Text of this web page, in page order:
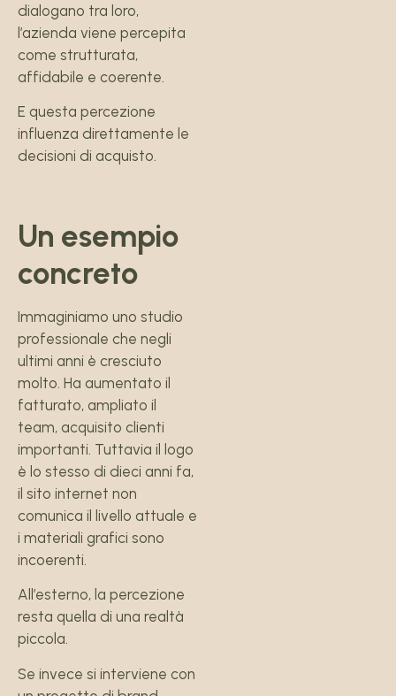
dialogano tra loro,
l’azienda viene percepita
come strutturata,
affidabile e coerente.
E questa percezione
influenza direttamente le
decisioni di acquisto.
Un esempio
concreto
Immaginiamo uno studio
professionale che negli
ultimi anni è cresciuto
molto. Ha aumentato il
fatturato, ampliato il
team, acquisito clienti
importanti. Tuttavia il logo
è lo stesso di dieci anni fa,
il sito internet non
comunica il livello attuale e
i materiali grafici sono
incoerenti.
All’esterno, la percezione
resta quella di una realtà
piccola.
Se invece si interviene con